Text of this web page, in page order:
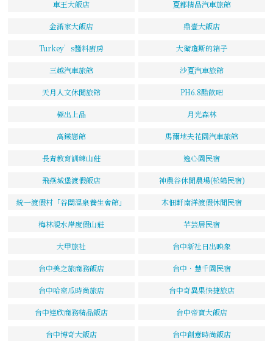
車王大飯店 夏都精品汽車旅館
金滿家大飯店 鼎壹大飯店
Turkey’s醬料廚房 大衛瓊斯的箱子
三越汽車旅館 沙夏汽車旅館
天月人文休閒旅館 PH6.8醋飲吧
極出上品 月光森林
高鐵戀館 馬爾地夫花園汽車旅館
長青教育訓練山莊 逸心園民宿
飛燕城堡渡假飯店 神農谷休閒農場(松鶴民宿)
統一渡假村「谷關溫泉養生會館」 木佃軒南洋渡假休閒民宿
梅林親水岸度假山莊 芊芸居民宿
大甲旅社 台中新社日出映象
台中美之旅商務飯店 台中．慧千園民宿
台中哈密瓜時尚旅店 台中奇異果快捷旅店
台中達欣商務精品飯店 台中帝寶大飯店
台中博奇大飯店 台中創意時尚飯店